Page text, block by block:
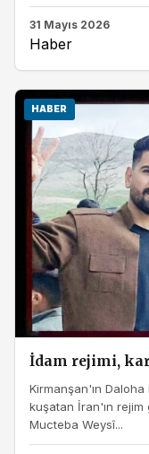
31 Mayıs 2026
Haber
HABER
İdam rejimi,
Kirmanşan'ın
kuşatan İran'ın
Mucteba Weysî...